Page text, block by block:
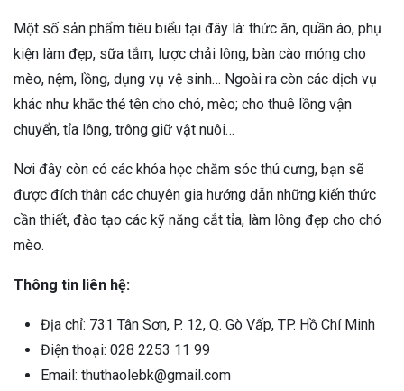
Một số sản phẩm tiêu biểu tại đây là: thức ăn, quần áo, phụ
kiện làm đẹp, sữa tắm, lược chải lông, bàn cào móng cho
mèo, nệm, lồng, dụng vụ vệ sinh… Ngoài ra còn các dịch vụ
khác như khắc thẻ tên cho chó, mèo; cho thuê lồng vận
chuyển, tỉa lông, trông giữ vật nuôi…
Nơi đây còn có các khóa học chăm sóc thú cưng, bạn sẽ
được đích thân các chuyên gia hướng dẫn những kiến thức
cần thiết, đào tạo các kỹ năng cắt tỉa, làm lông đẹp cho chó
mèo.
Thông tin liên hệ:
Địa chỉ: 731 Tân Sơn, P. 12, Q. Gò Vấp, TP. Hồ Chí Minh
Điện thoại: 028 2253 11 99
Email: thuthaolebk@gmail.com